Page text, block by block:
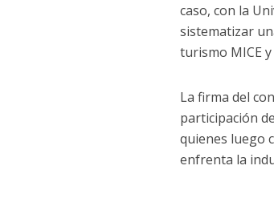
caso, con la
sistematizar
turismo MICE
La firma del
participación
quienes luego
enfrenta la